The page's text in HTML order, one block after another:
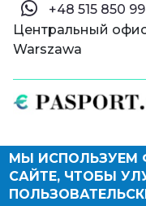
© Паспорт Онлайн
Политика
Оферта и
‪+48 515 850
Центральный офис
Warszawa
МЫ ИСПОЛЬЗУЕМ
САЙТЕ, ЧТОБЫ